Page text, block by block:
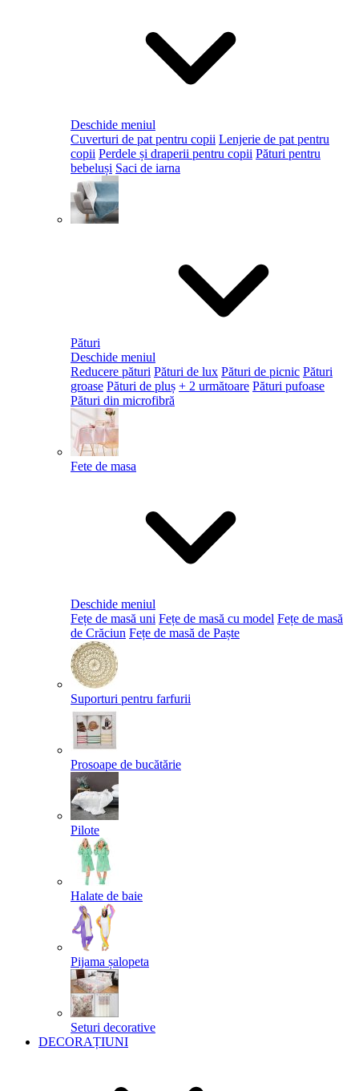
Deschide meniul
Cuverturi de pat pentru copii Lenjerie de pat pentru
copii Perdele și draperii pentru copii Pături pentru
bebeluși Saci de iarna
Pături
Deschide meniul
Reducere pături Pături de lux Pături de picnic Pături
groase Pături de pluș + 2 următoare Pături pufoase
Pături din microfibră
Fete de masa
Deschide meniul
Fețe de masă uni Fețe de masă cu model Fețe de masă
de Crăciun Fețe de masă de Paște​
Suporturi pentru farfurii
Prosoape de bucătărie
Pilote
Halate de baie
Pijama șalopeta
Seturi decorative
DECORAȚIUNI